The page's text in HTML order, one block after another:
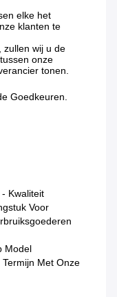
elke het
klanten te
zullen wij u de
onze
tonen.
Goedkeuren.
Kwaliteit
Voor
Model
Met Onze